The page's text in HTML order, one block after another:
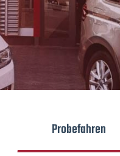
Probefahren